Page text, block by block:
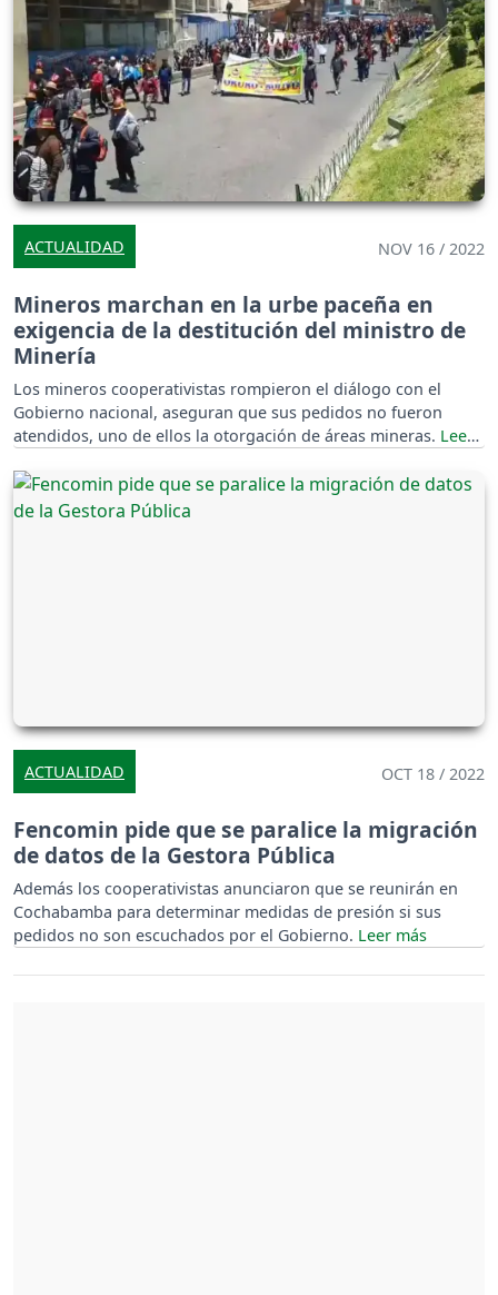
ACTUALIDAD NOV 16 / 2022
Mineros marchan en la urbe paceña en
exigencia de la destitución del ministro de
Minería
Los mineros cooperativistas rompieron el diálogo con el
Gobierno nacional, aseguran que sus pedidos no fueron
atendidos, uno de ellos la otorgación de áreas mineras.
ACTUALIDAD OCT 18 / 2022
Fencomin pide que se paralice la migración
de datos de la Gestora Pública
Además los cooperativistas anunciaron que se reunirán en
Cochabamba para determinar medidas de presión si sus
pedidos no son escuchados por el Gobierno.